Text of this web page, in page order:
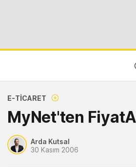
E-TICARET
MyNet'ten
Arda Kutsal
30 Kasım 2006